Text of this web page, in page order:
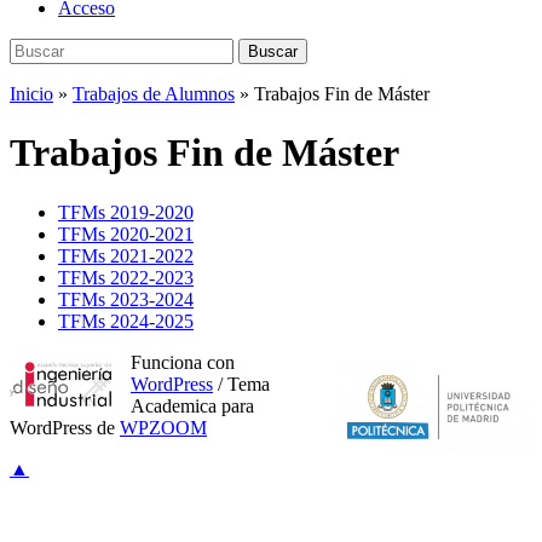
Acceso
Buscar:
Buscar
Inicio » Trabajos de Alumnos » Trabajos Fin de Máster
Trabajos Fin de Máster
TFMs 2019-2020
TFMs 2020-2021
TFMs 2021-2022
TFMs 2022-2023
TFMs 2023-2024
TFMs 2024-2025
Funciona con
WordPress / Tema
Academica para
WordPress de WPZOOM
▲